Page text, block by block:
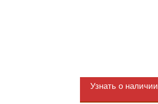
Узнать о